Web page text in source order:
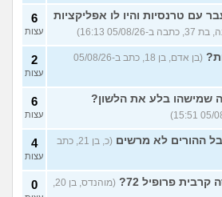
עם טרנסיות והיו לו אפליקציות
ב-05/08/26 16:13)
6
עצות
(בן אדם, בן 18, כתב ב-05/08/26
2
עצות
שמישהו בלע את הלשון? 6
עצות
ההורים לא מרשים
(כ, בן 21, כתב
4
עצות
פרופיל 72? 0